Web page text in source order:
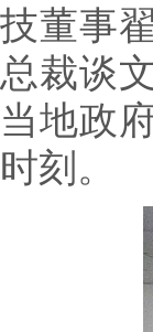
技董事
总裁谈
当地政
时刻。